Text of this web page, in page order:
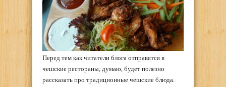
Перед тем как читатели блога отправятся в
чешские рестораны, думаю, будет полезно
рассказать про традиционные чешские блюда.